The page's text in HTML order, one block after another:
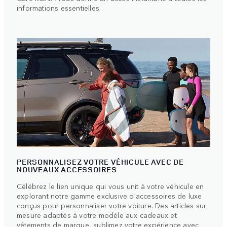
informations essentielles.
PERSONNALISEZ VOTRE VÉHICULE AVEC DE
NOUVEAUX ACCESSOIRES
Célébrez le lien unique qui vous unit à votre véhicule en
explorant notre gamme exclusive d'accessoires de luxe
conçus pour personnaliser votre voiture. Des articles sur
mesure adaptés à votre modèle aux cadeaux et
vêtements de marque, sublimez votre expérience avec